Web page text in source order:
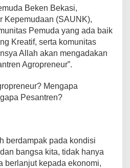
st Li
n
k
a
m
Beken Bekasi,
Kepemudaan (SAUNK),
Pemuda yang ada baik
Kreatif, serta komunitas
Allah akan mengadakan
Agropreneur”.
Mengapa
Pesantren?
berdampak pada kondisi
bangsa kita, tidak hanya
berlanjut kepada ekonomi,